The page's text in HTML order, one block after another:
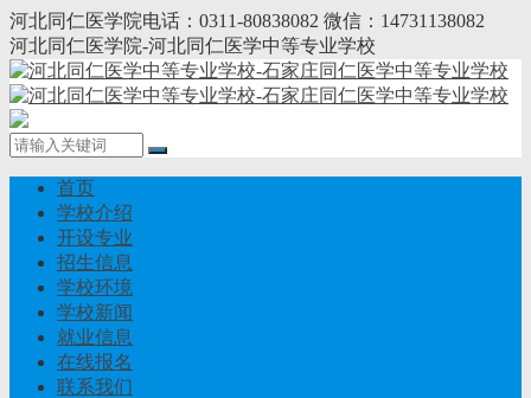
河北同仁医学院电话：0311-80838082 微信：14731138082
河北同仁医学院-河北同仁医学中等专业学校
首页
学校介绍
开设专业
招生信息
学校环境
学校新闻
就业信息
在线报名
联系我们